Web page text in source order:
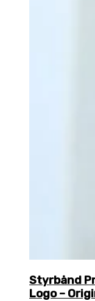
Styrbånd
Logo –